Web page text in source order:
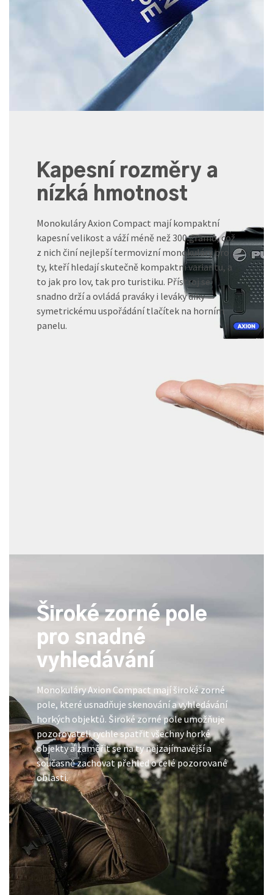
Kapesní rozměry a
nízká hmotnost
Monokuláry Axion Compact mají kompaktní
kapesní velikost a váží méně než 300 gramů, což
z nich činí nejlepší termovizní monokuláry pro
ty, kteří hledají skutečně kompaktní variantu, a
to jak pro lov, tak pro turistiku. Přístroj se
snadno drží a ovládá praváky i leváky díky
symetrickému uspořádání tlačítek na horním
panelu.
Široké zorné pole
pro snadné
vyhledávání
Monokuláry Axion Compact mají široké zorné
pole, které usnadňuje skenování a vyhledávání
horkých objektů. Široké zorné pole umožňuje
pozorovateli rychle spatřit všechny horké
objekty a zaměřit se na ty nejzajímavější a
současně zachovat přehled o celé pozorované
oblasti.